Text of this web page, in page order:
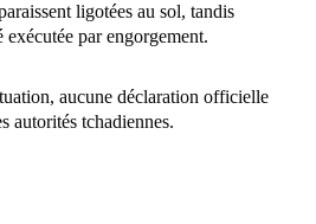
ligotées au sol, tandis
exécutée par engorgement.
aucune déclaration officielle
autorités tchadiennes.